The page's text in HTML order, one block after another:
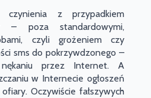
czynienia z przypadkiem
– poza standardowymi,
czyli grożeniem czy
sms do pokrzywdzonego –
przez Internet. A
w Internecie ogłoszeń
Oczywiście fałszywych